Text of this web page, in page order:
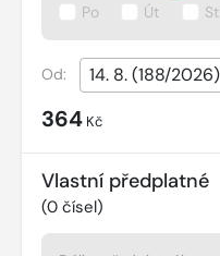
Po
Út St
Od:
364 Kč
Vlastní předplatné
(0 čísel)